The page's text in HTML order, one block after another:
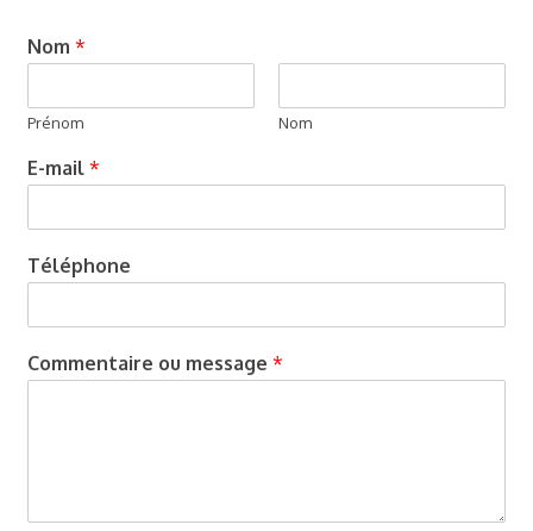
Nom*
Prénom Nom
E-mail*
Téléphone
Commentaire ou message*